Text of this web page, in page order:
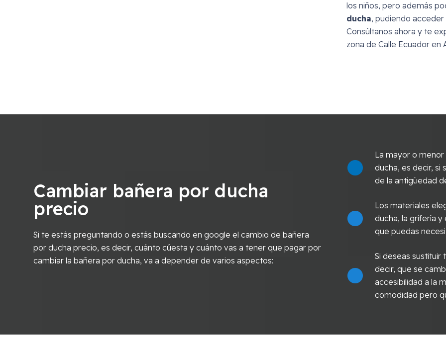
los niños, pero además
ducha, pudiendo
Consúltanos ahora y te
zona de Calle Ecuador en
Cambiar bañera por ducha
precio
Si te estás preguntando o estás buscando en google el cambio de bañera
por ducha precio, es decir, cuánto cúesta y cuánto vas a tener que pagar por
cambiar la bañera por ducha, va a depender de varios aspectos:
La mayor o
ducha, es decir, si
de la antigüedad
Los materiales
ducha, la grifería y
que puedas
Si deseas sustituir
decir, que se
accesibilidad a la
comodidad pero